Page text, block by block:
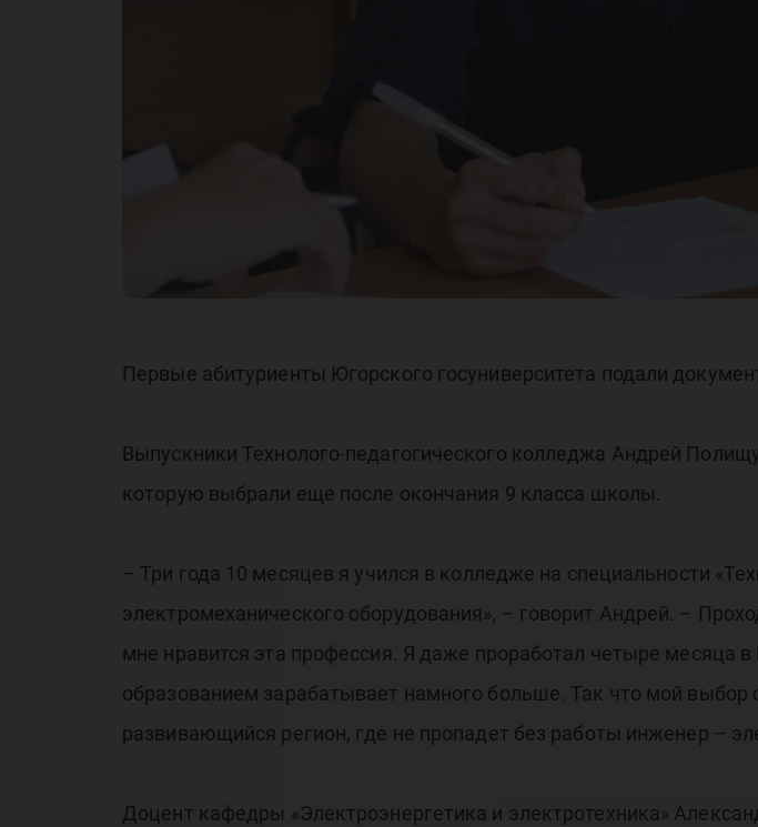
Первые абитуриенты Югорского госуниверситета подали
Выпускники Технолого-педагогического колледжа Андрей
которую выбрали еще после окончания 9 класса школы.
– Три года 10 месяцев я учился в колледже на специальности
электромеханического оборудования», – говорит Андрей. –
мне нравится эта профессия. Я даже проработал четыре месяца
образованием зарабатывает намного больше. Так что мой
развивающийся регион, где не пропадет без работы инженер –
Доцент кафедры «Электроэнергетика и электротехника»